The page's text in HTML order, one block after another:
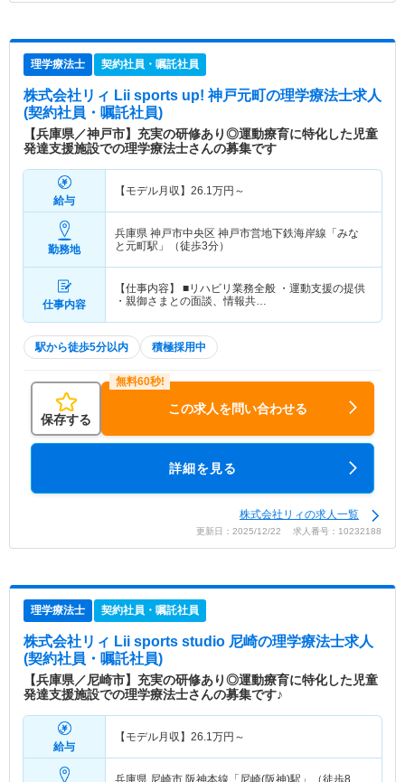
理学療法士 契約社員・嘱託社員
株式会社リィ Lii sports up! 神戸元町の理学療法士求人
(契約社員・嘱託社員)
【兵庫県／神戸市】充実の研修あり◎運動療育に特化した児童
発達支援施設での理学療法士さんの募集です
給与
【モデル月収】 26.1万円～
勤務地
兵庫県 神戸市中央区 神戸市営地下鉄海岸線「みな
と元町駅」（徒歩3分）
仕事内容
【仕事内容】 ■リハビリ業務全般 ・運動支援の提供
・親御さまとの面談、情報共…
駅から徒歩5分以内 積極採用中
保存する
この求人を問い合わせる
詳細を見る
株式会社リィの求人一覧
更新日：2025/12/22 求人番号：10232188
理学療法士 契約社員・嘱託社員
株式会社リィ Lii sports studio 尼崎の理学療法士求人
(契約社員・嘱託社員)
【兵庫県／尼崎市】充実の研修あり◎運動療育に特化した児童
発達支援施設での理学療法士さんの募集です♪
給与
【モデル月収】 26.1万円～